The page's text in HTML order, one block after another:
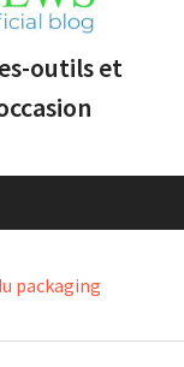
et la rentabilité
outils et
packaging